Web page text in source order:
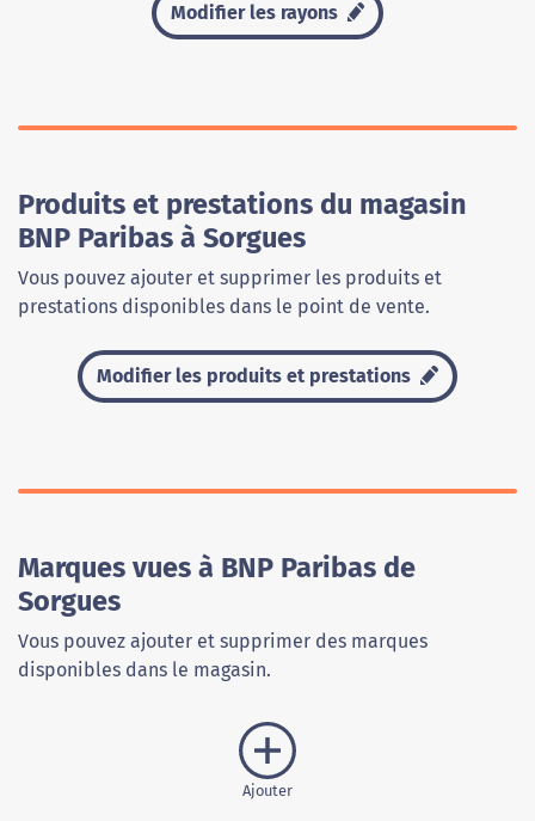
Modifier les rayons
Produits et prestations du magasin
BNP Paribas à Sorgues
Vous pouvez ajouter et supprimer les produits et
prestations disponibles dans le point de vente.
Modifier les produits et prestations
Marques vues à BNP Paribas de
Sorgues
Vous pouvez ajouter et supprimer des marques
disponibles dans le magasin.
Ajouter